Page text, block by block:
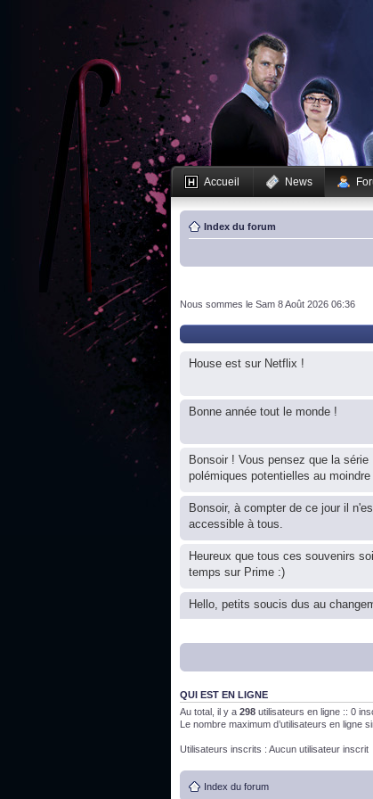
Accueil News
Index du forum
Nous sommes le Sam 8 Août 2026 06:36
House est sur Netflix !
Bonne année tout le monde !
Bonsoir ! Vous pensez que la
polémiques potentielles au
Bonsoir, à compter de ce jour il
accessible à tous.
Heureux que tous ces souvenirs
temps sur Prime :)
Hello, petits soucis dus au
Bon, 2020, ça n'a pas trop
J'ai l'impression que nous n'avons
Bonne année 2020 !
QUI EST EN LIGNE
Au total, il y a 298 utilisateurs en ligne :: 0
Le nombre maximum d’utilisateurs en ligne
Utilisateurs inscrits : Aucun utilisateur inscrit
Index du forum